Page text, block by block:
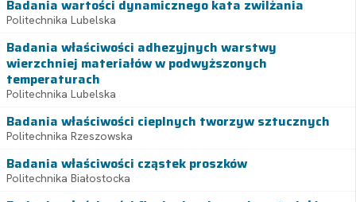
Badania wartości dynamicznego kata zwilżania
Politechnika Lubelska
Badania właściwości adhezyjnych warstwy
wierzchniej materiałów w podwyższonych
temperaturach
Politechnika Lubelska
Badania właściwości cieplnych tworzyw sztucznych
Politechnika Rzeszowska
Badania właściwości cząstek proszków
Politechnika Białostocka